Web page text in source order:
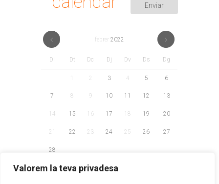
Valorem la teva privadesa
febrer 2022
Dl Dt Dc Dj Dv Ds Dg
2 3 4 5 6
7 8 9 10 11 12 13
14 15 16 17 18 19 20
21 22 23 24 25 26 27
28